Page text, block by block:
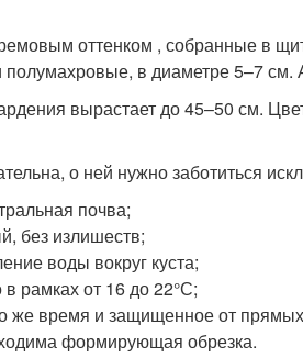
оттенком , собранные в
в диаметре 5–7 см.
вырастает до 45–50 см.
о ней нужно заботиться
почва;
без излишеств;
воды вокруг куста;
в рамках от 16 до 22°С;
же время и защищенное от
формирующая обрезка.